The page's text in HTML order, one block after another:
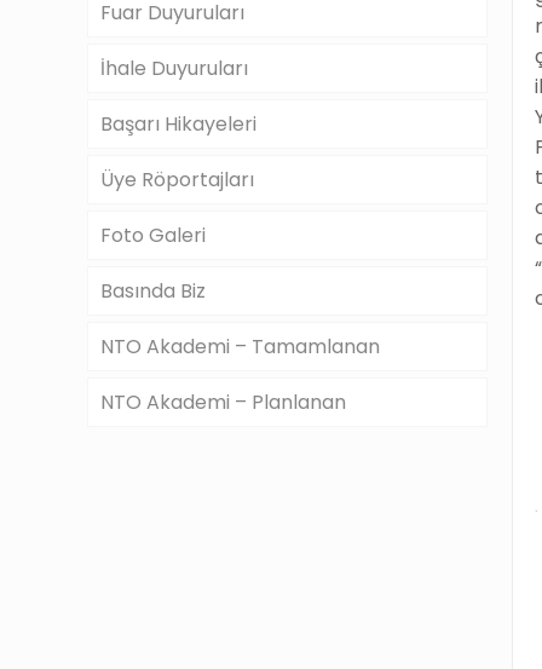
“
Fuar Duyuruları
İhale Duyuruları
Başarı Hikayeleri
Üye Röportajları
Foto Galeri
Basında Biz
NTO Akademi – Tamamlanan
NTO Akademi – Planlanan